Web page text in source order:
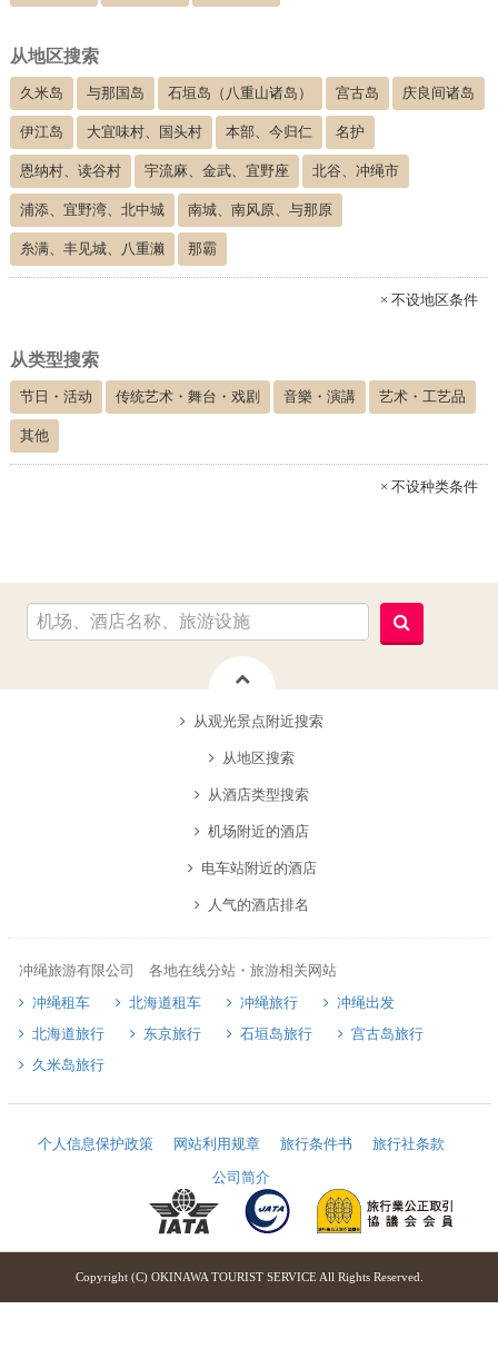
从地区搜索
久米岛 与那国岛 石垣岛（八重山诸岛） 宫古岛 庆良间诸岛
伊江岛 大宜味村、国头村 本部、今归仁 名护
恩纳村、读谷村 宇流麻、金武、宜野座 北谷、冲绳市
浦添、宜野湾、北中城 南城、南风原、与那原
糸满、丰见城、八重濑 那霸
× 不设地区条件
从类型搜索
节日・活动 传统艺术・舞台・戏剧 音樂・演講 艺术・工艺品
其他
× 不设种类条件
从观光景点附近搜索
从地区搜索
从酒店类型搜索
机场附近的酒店
电车站附近的酒店
人气的酒店排名
冲绳旅游有限公司 各地在线分站・旅游相关网站
冲绳租车
北海道租车 冲绳旅行
冲绳出发
北海道旅行
东京旅行 石垣岛旅行
宫古岛旅行
久米岛旅行
个人信息保护政策 网站利用规章 旅行条件书
旅行社条款
公司简介
Copyright (C) OKINAWA TOURIST SERVICE All Rights Reserved.